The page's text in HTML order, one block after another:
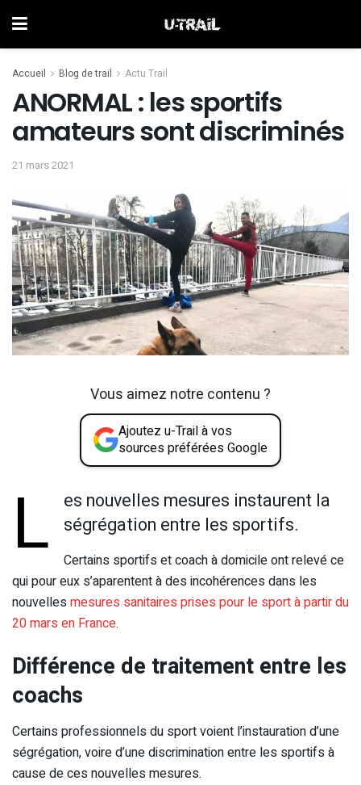
Accueil Blog de trail Actu Trail
ANORMAL : les sportifs
amateurs sont discriminés
21 mars 2021
Vous aimez notre contenu ?
Ajoutez u-Trail à vos
sources préférées Google
L
es nouvelles mesures instaurent la
ségrégation entre les sportifs.
Certains sportifs et coach à domicile ont relevé ce
qui pour eux s’aparentent à des incohérences dans les
nouvellesmesures sanitaires prises pour le sport à partir du
20 mars en France.
Différence de traitement entre les
coachs
Certains professionnels du sport voient l’instauration d’une
ségrégation, voire d’une discrimination entre les sportifs à
cause de ces nouvelles mesures.